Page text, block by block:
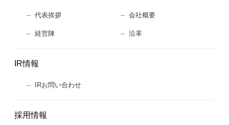
代表挨拶 会社概要
経営陣 沿革
IR情報
IRお問い合わせ
採用情報